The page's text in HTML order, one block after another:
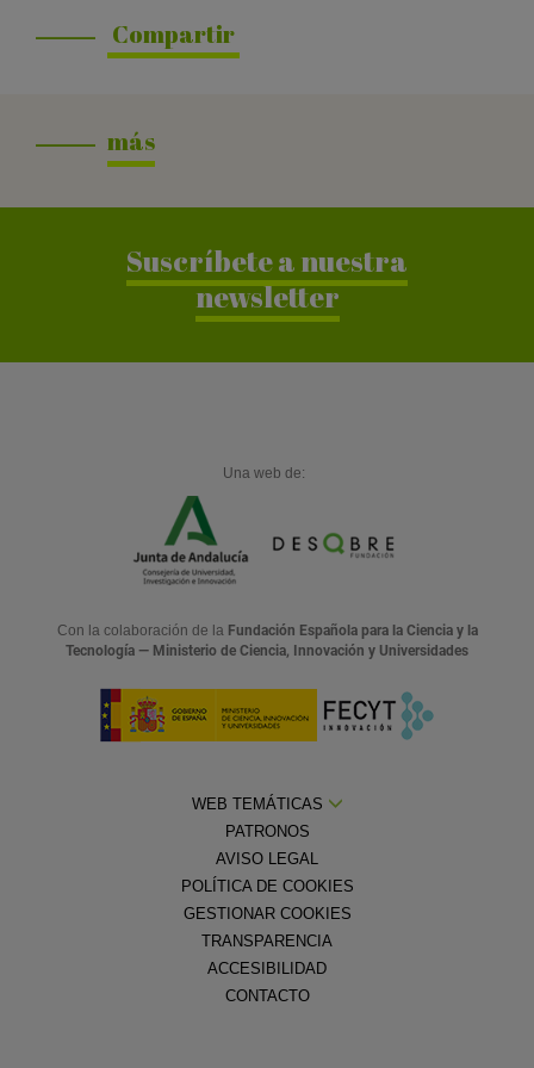
Compartir
más
Suscríbete a nuestra
newsletter
Una web de:
Con la colaboración de la Fundación Española para la Ciencia y la
Tecnología — Ministerio de Ciencia, Innovación y Universidades
WEB TEMÁTICAS
PATRONOS
AVISO LEGAL
POLÍTICA DE COOKIES
GESTIONAR COOKIES
TRANSPARENCIA
ACCESIBILIDAD
CONTACTO